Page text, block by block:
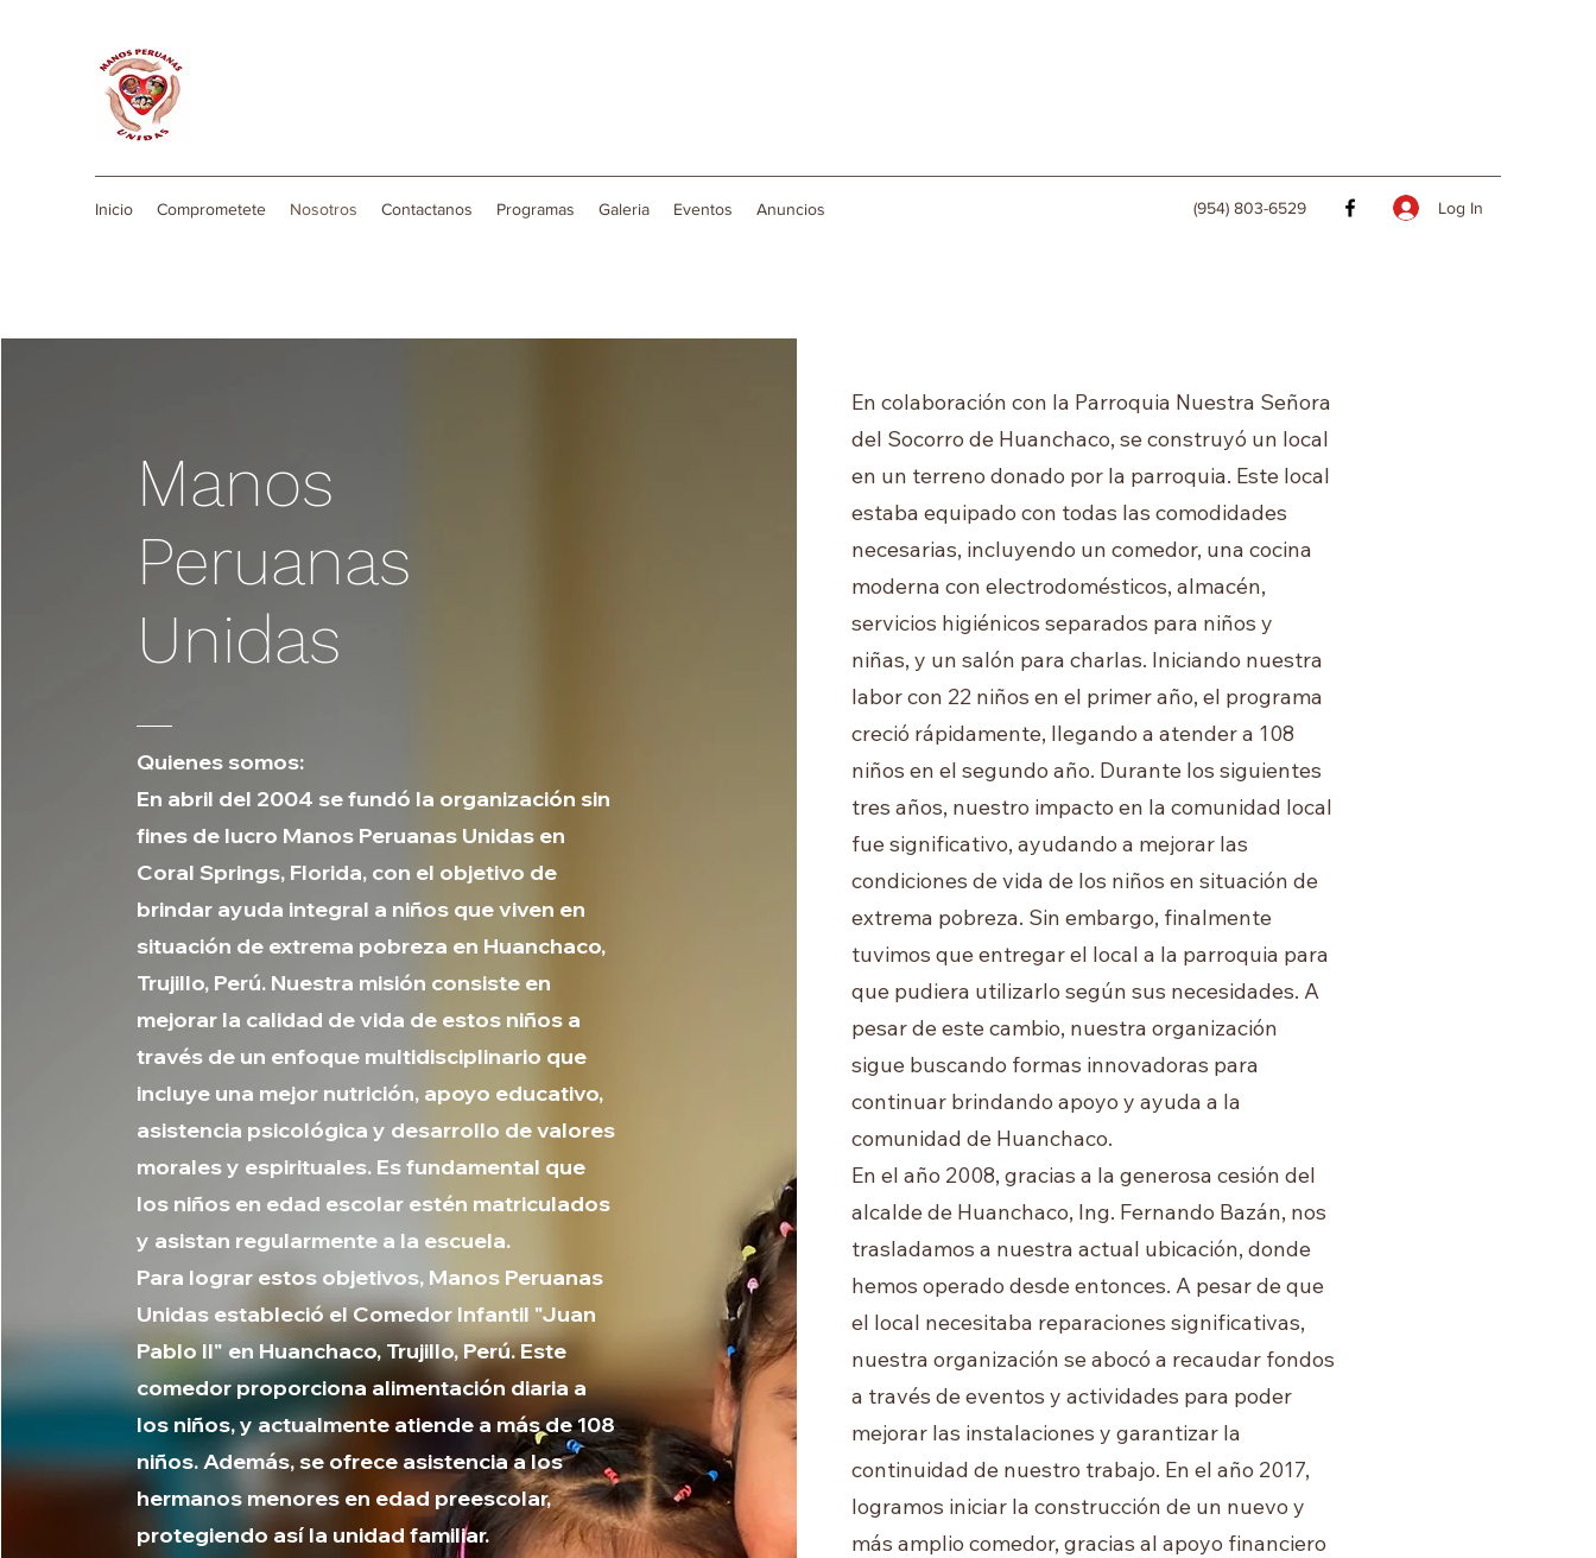
Inicio Comprometete Nosotros Contactanos Programas Galeria Eventos Anuncios (954) 803-6529 Log In
Manos
Peruanas
Unidas
Quienes somos:
En abril del 2004 se fundó la organización sin
fines de lucro Manos Peruanas Unidas en
Coral Springs, Florida, con el objetivo de
brindar ayuda integral a niños que viven en
situación de extrema pobreza en Huanchaco,
Trujillo, Perú. Nuestra misión consiste en
mejorar la calidad de vida de estos niños a
través de un enfoque multidisciplinario que
incluye una mejor nutrición, apoyo educativo,
asistencia psicológica y desarrollo de valores
morales y espirituales. Es fundamental que
los niños en edad escolar estén matriculados
y asistan regularmente a la escuela.
Para lograr estos objetivos, Manos Peruanas
Unidas estableció el Comedor Infantil "Juan
Pablo II" en Huanchaco, Trujillo, Perú. Este
comedor proporciona alimentación diaria a
los niños, y actualmente atiende a más de 108
niños. Además, se ofrece asistencia a los
hermanos menores en edad preescolar,
protegiendo así la unidad familiar.
En colaboración con la Parroquia Nuestra Señora
del Socorro de Huanchaco, se construyó un local
en un terreno donado por la parroquia. Este local
estaba equipado con todas las comodidades
necesarias, incluyendo un comedor, una cocina
moderna con electrodomésticos, almacén,
servicios higiénicos separados para niños y
niñas, y un salón para charlas. Iniciando nuestra
labor con 22 niños en el primer año, el programa
creció rápidamente, llegando a atender a 108
niños en el segundo año. Durante los siguientes
tres años, nuestro impacto en la comunidad local
fue significativo, ayudando a mejorar las
condiciones de vida de los niños en situación de
extrema pobreza. Sin embargo, finalmente
tuvimos que entregar el local a la parroquia para
que pudiera utilizarlo según sus necesidades. A
pesar de este cambio, nuestra organización
sigue buscando formas innovadoras para
continuar brindando apoyo y ayuda a la
comunidad de Huanchaco.
En el año 2008, gracias a la generosa cesión del
alcalde de Huanchaco, Ing. Fernando Bazán, nos
trasladamos a nuestra actual ubicación, donde
hemos operado desde entonces. A pesar de que
el local necesitaba reparaciones significativas,
nuestra organización se abocó a recaudar fondos
a través de eventos y actividades para poder
mejorar las instalaciones y garantizar la
continuidad de nuestro trabajo. En el año 2017,
logramos iniciar la construcción de un nuevo y
más amplio comedor, gracias al apoyo financiero